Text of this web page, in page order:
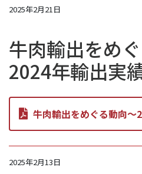
2025年2月21日
牛肉輸出をめ
2024年輸出実
牛肉輸出をめぐる動向～
2025年2月13日